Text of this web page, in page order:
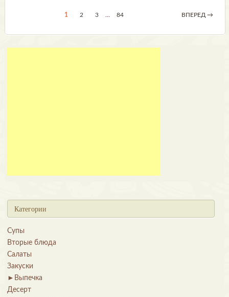
1 2 3 84 ВПЕРЕД →
Категории
Супы
Вторые блюда
Салаты
Закуски
► Выпечка
Десерт